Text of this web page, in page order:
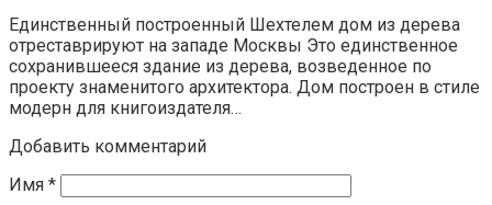
Единственный построенный Шехтелем дом из дерева
отреставрируют на западе Москвы Это единственное
сохранившееся здание из дерева, возведенное по
проекту знаменитого архитектора. Дом построен в стиле
модерн для книгоиздателя…
Добавить комментарий
Имя *